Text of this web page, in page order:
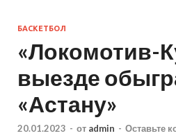
БАСКЕТБОЛ
«Локомотив-
выезде
«Астану»
20.01.2023 - от admin - Оставьте